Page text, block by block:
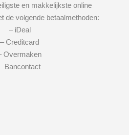
en makkelijkste online
de volgende betaalmethoden:
– iDeal
– Creditcard
Overmaken
Bancontact